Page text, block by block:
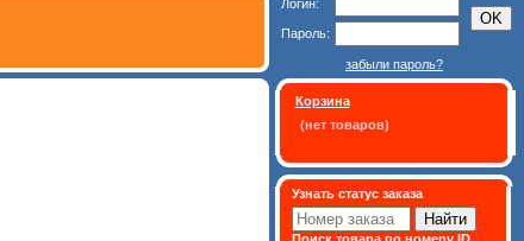
Логин:
Пароль:
забыли пароль?
Корзина
(нет товаров)
Узнать статус заказа